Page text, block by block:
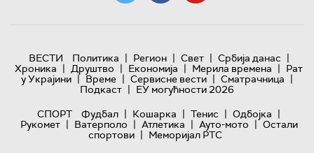
ВЕСТИ Политика | Регион | Свет | Србија данас |
Хроника | Друштво | Економија | Мерила времена | Рат
у Украјини | Време | Сервисне вести | Сматрачница |
Подкаст | ЕУ могућности 2026
СПОРТ
Фудбал | Кошарка | Тенис | Одбојка |
Рукомет | Ватерполо | Атлетика | Ауто-мото | Остали
спортови | Меморијал РТС